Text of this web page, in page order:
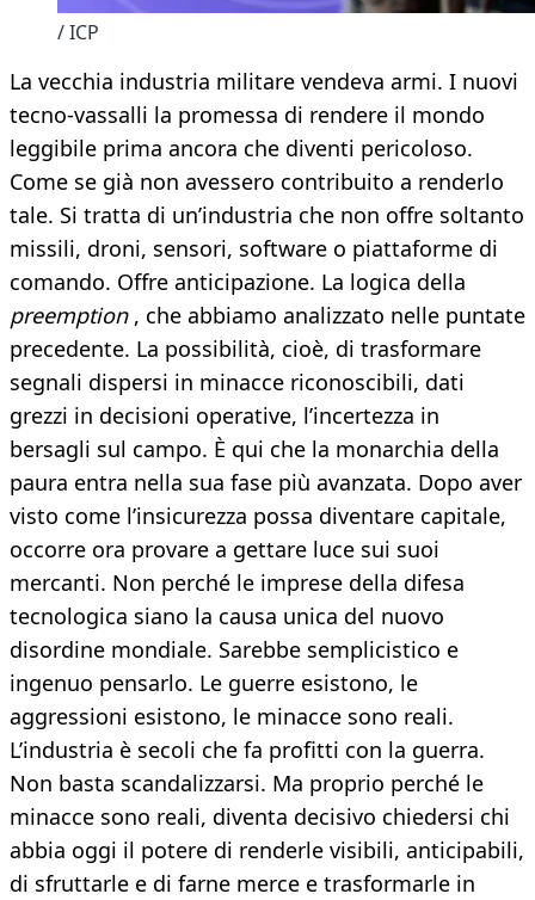
/ ICP
La vecchia industria militare vendeva armi. I nuovi
tecno-vassalli la promessa di rendere il mondo
leggibile prima ancora che diventi pericoloso.
Come se già non avessero contribuito a renderlo
tale. Si tratta di un’industria che non offre soltanto
missili, droni, sensori, software o piattaforme di
comando. Offre anticipazione. La logica della
preemption, che abbiamo analizzato nelle puntate
precedente. La possibilità, cioè, di trasformare
segnali dispersi in minacce riconoscibili, dati
grezzi in decisioni operative, l’incertezza in
bersagli sul campo. È qui che la monarchia della
paura entra nella sua fase più avanzata. Dopo aver
visto come l’insicurezza possa diventare capitale,
occorre ora provare a gettare luce sui suoi
mercanti. Non perché le imprese della difesa
tecnologica siano la causa unica del nuovo
disordine mondiale. Sarebbe semplicistico e
ingenuo pensarlo. Le guerre esistono, le
aggressioni esistono, le minacce sono reali.
L’industria è secoli che fa profitti con la guerra.
Non basta scandalizzarsi. Ma proprio perché le
minacce sono reali, diventa decisivo chiedersi chi
abbia oggi il potere di renderle visibili, anticipabili,
di sfruttarle e di farne merce e trasformarle in